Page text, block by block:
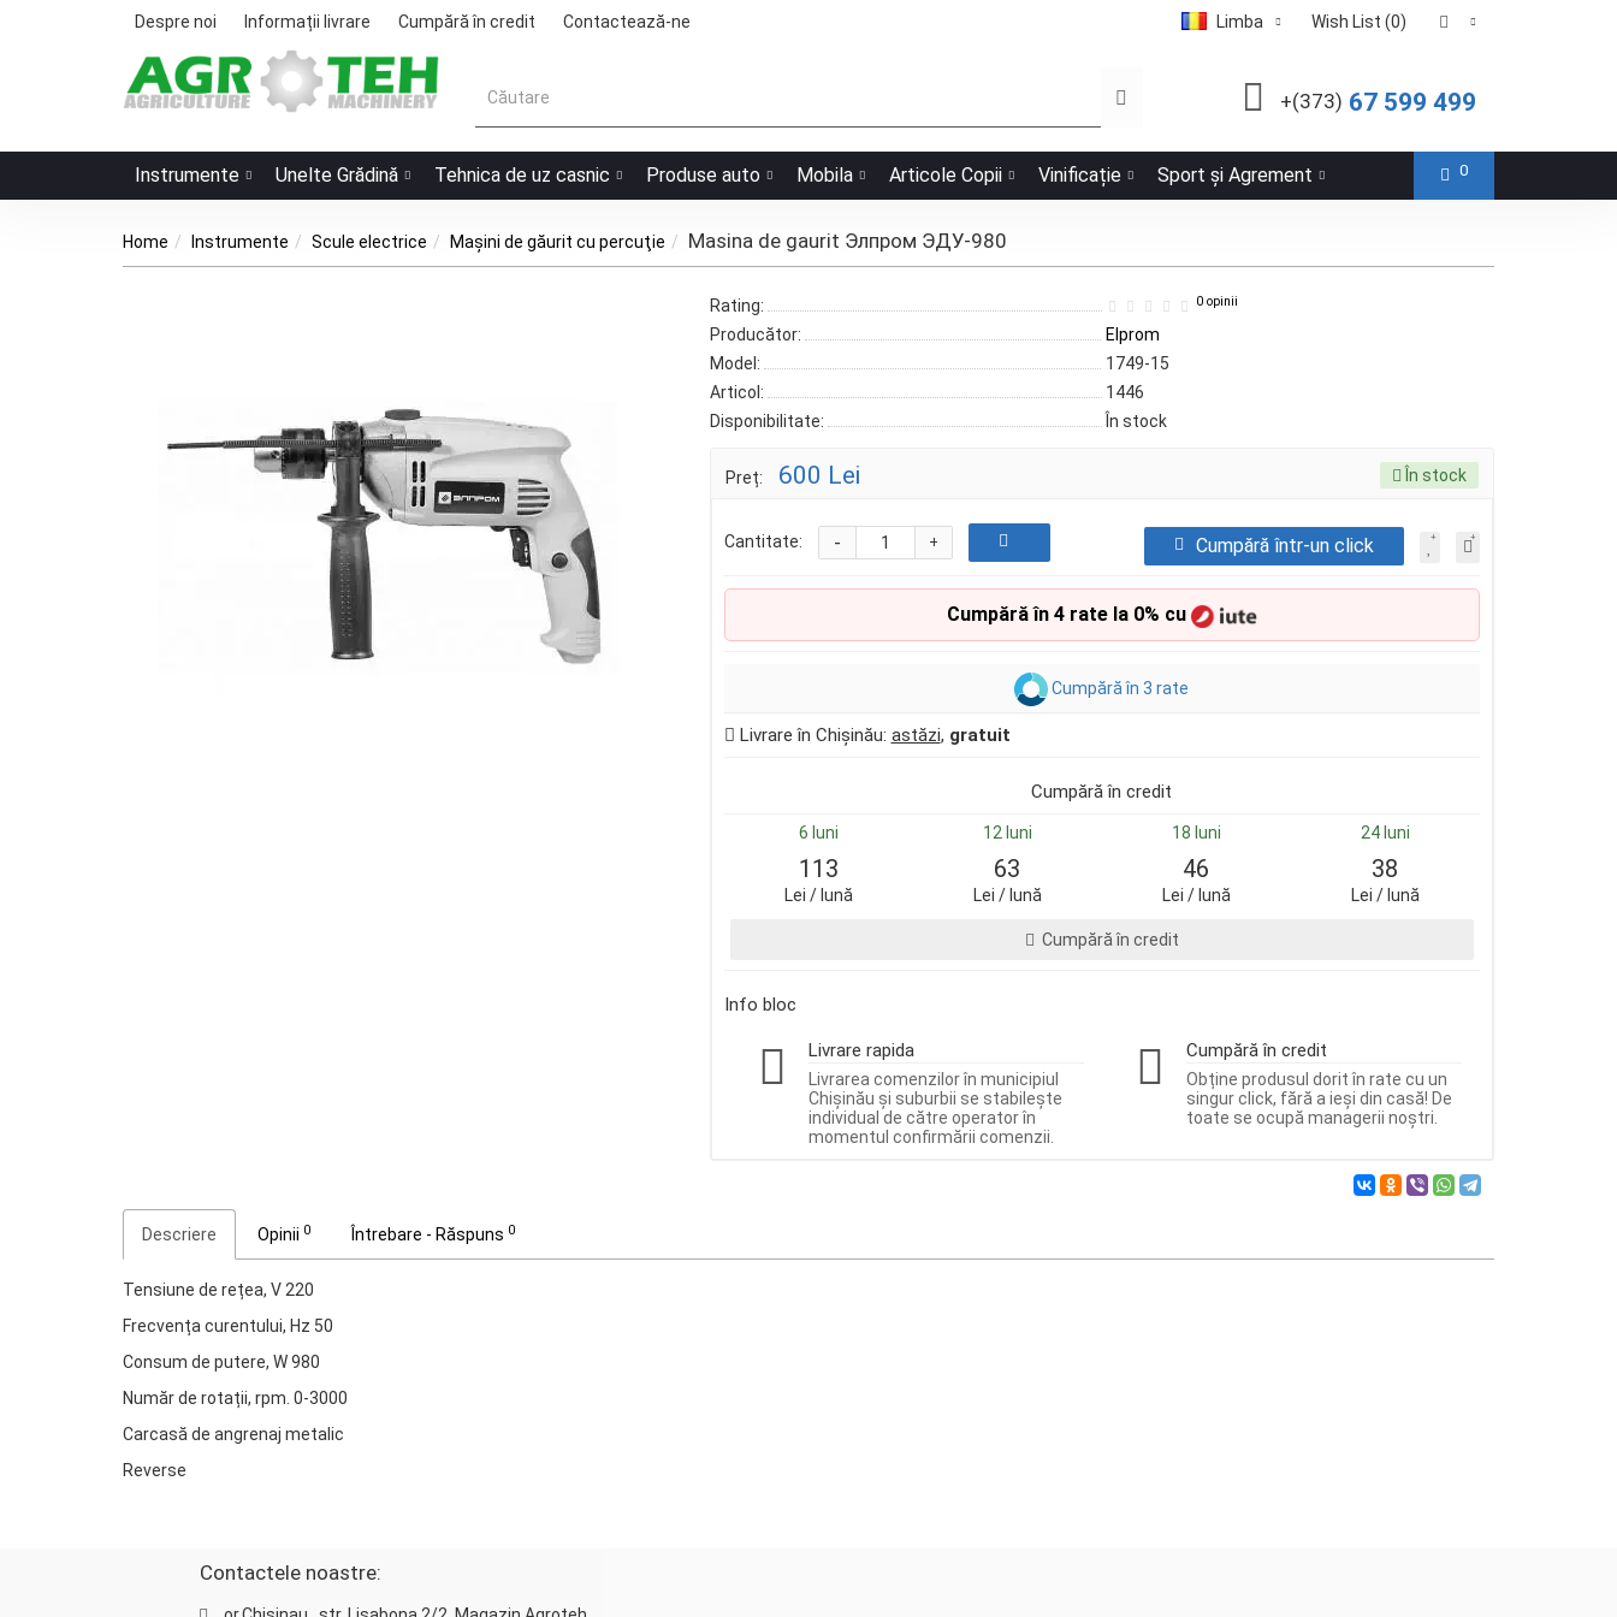
Despre noi Informații livrare Cumpără în credit Contactează-ne Limba Wish List (0)
+(373) 67 599 499
Instrumente Unelte Grădină Tehnica de uz casnic Produse auto Mobila Articole Copii Vinificație Sport și Agrement 0
Home Instrumente Scule electrice Maşini de găurit cu percuţie Masina de gaurit Элпром ЭДУ-980
Rating: 0 opinii
Producător:
Elprom
Model:
1749-15
Articol:
1446
Disponibilitate:
În stock
Preț: 600 Lei În stock
Cantitate: +
- Cumpără într-un click
Cumpără în 4 rate la 0% cu
Cumpără în 3 rate
Livrare în Chișinău: astăzi, gratuit
Cumpără în credit
6 luni 12 luni 18 luni 24 luni
113
Lei / lună
63
Lei / lună
46
Lei / lună
38
Lei / lună
Cumpără în credit
Info bloc
Livrare rapida
Livrarea comenzilor în municipiul
Chișinău și suburbii se stabilește
individual de către operator în
momentul confirmării comenzii.
Cumpără în credit
Obține produsul dorit în rate cu un
singur click, fără a ieși din casă! De
toate se ocupă managerii noștri.
Descriere Opinii 0 Întrebare - Răspuns 0
Tensiune de rețea, V 220
Frecvența curentului, Hz 50
Consum de putere, W 980
Număr de rotații, rpm. 0-3000
Carcasă de angrenaj metalic
Reverse
Contactele noastre: